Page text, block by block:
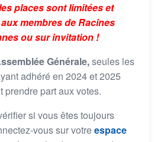
places sont limitées et
membres de Racines
ou sur invitation !
Générale,seules les
adhéré en 2024 et 2025
prendre part aux votes.
si vous êtes toujours
vous sur votreespace